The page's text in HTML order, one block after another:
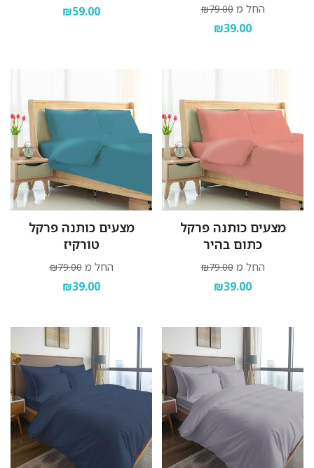
החל מ ₪79.00
₪39.00
₪59.00
מצעים כותנה פרקל
כתום בהיר
החל מ ₪79.00
₪39.00
מצעים כותנה פרקל
טורקיז
החל מ ₪79.00
₪39.00